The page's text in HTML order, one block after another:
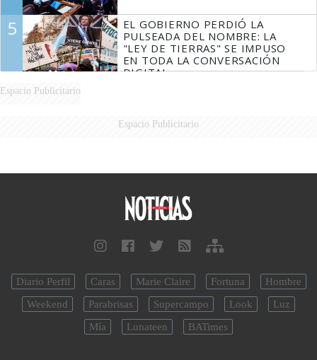
5
EL GOBIERNO PERDIÓ LA
PULSEADA DEL NOMBRE: LA
"LEY DE TIERRAS" SE IMPUSO
EN TODA LA CONVERSACIÓN
DIGITAL
Espacio Publicitario
Espacio Publicitario
Diario Perfil Caras Marie Claire Fortuna
Hombre
Weekend
Parabrisas Supercampo Look
Luz
Mía
Lunateen BATimes